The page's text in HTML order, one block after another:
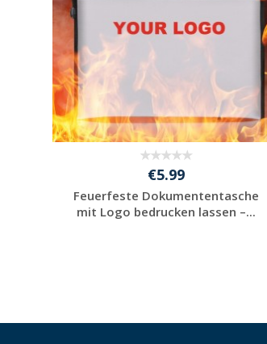
€5.99
Feuerfeste Dokumententasche
mit Logo bedrucken lassen –...